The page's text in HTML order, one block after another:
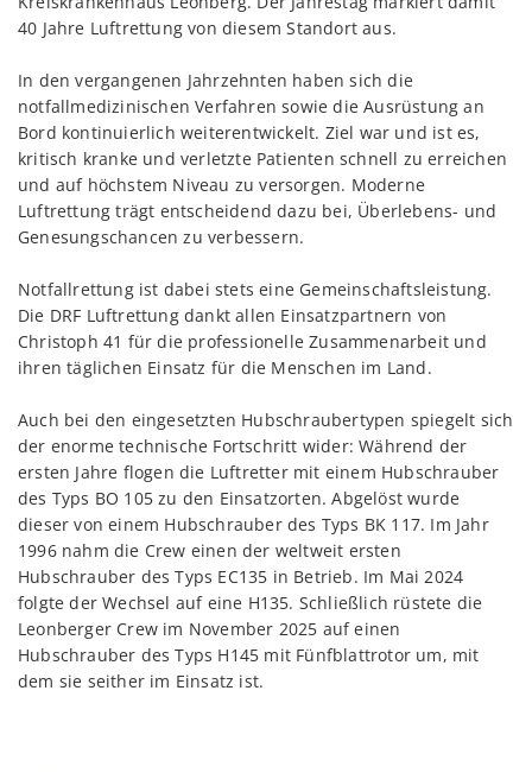
40 Jahre Luftrettung von diesem Standort aus.
In den vergangenen Jahrzehnten haben sich die
notfallmedizinischen Verfahren sowie die Ausrüstung an
Bord kontinuierlich weiterentwickelt. Ziel war und ist es,
kritisch kranke und verletzte Patienten schnell zu erreichen
und auf höchstem Niveau zu versorgen. Moderne
Luftrettung trägt entscheidend dazu bei, Überlebens- und
Genesungschancen zu verbessern.
Notfallrettung ist dabei stets eine Gemeinschaftsleistung.
Die DRF Luftrettung dankt allen Einsatzpartnern von
Christoph 41 für die professionelle Zusammenarbeit und
ihren täglichen Einsatz für die Menschen im Land.
Auch bei den eingesetzten Hubschraubertypen spiegelt sich
der enorme technische Fortschritt wider:Während der
ersten Jahre flogen die Luftretter mit einem Hubschrauber
des Typs BO 105 zu den Einsatzorten. Abgelöst wurde
dieser von einem Hubschrauber des Typs BK 117. Im Jahr
1996 nahm die Crew einen der weltweit ersten
Hubschrauber des Typs EC135 in Betrieb. Im Mai 2024
folgte der Wechsel auf eine H135. Schließlich rüstete die
Leonberger Crew im November 2025 auf einen
Hubschrauber des Typs H145 mit Fünfblattrotor um, mit
dem sie seither im Einsatz ist.